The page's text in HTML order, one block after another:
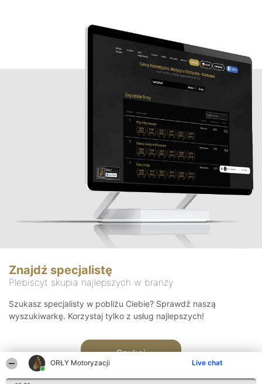
ORŁY Motoryzacji Live chat
Znajdź specjalistę
Plebiscyt skupia najlepszych w branży
Szukasz specjalisty w pobliżu Ciebie? Sprawdź naszą
wyszukiwarkę. Korzystaj tylko z usług najlepszych!
Szukaj